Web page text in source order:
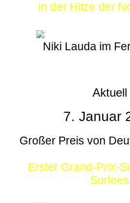
In der Hitze der
Niki Lauda im
Aktuell
7. Januar
Großer Preis von
Erster Grand-Prix-
Surtees